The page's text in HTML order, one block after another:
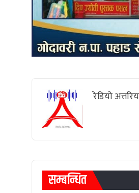
रेडियाे
सम्बन्धित